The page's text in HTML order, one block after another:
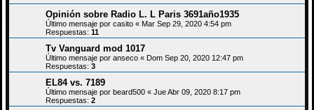
Opinión sobre Radio L. L Paris 3691año1935
Último mensaje por casito « Mar Sep 29, 2020 4:54 pm
Respuestas: 11
Tv Vanguard mod 1017
Último mensaje por anseco « Dom Sep 20, 2020 12:47 pm
Respuestas: 3
EL84 vs. 7189
Último mensaje por beard500 « Jue Abr 09, 2020 8:17 pm
Respuestas: 2